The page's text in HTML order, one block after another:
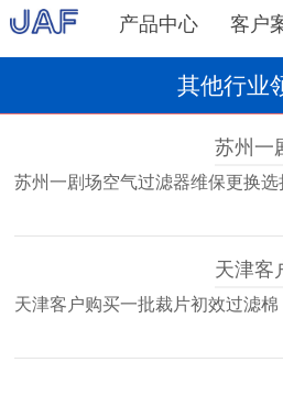
产品中心 客户
其他行业
苏州一剧场空气过滤器维保更换
天津客户购买一批裁片初效过滤